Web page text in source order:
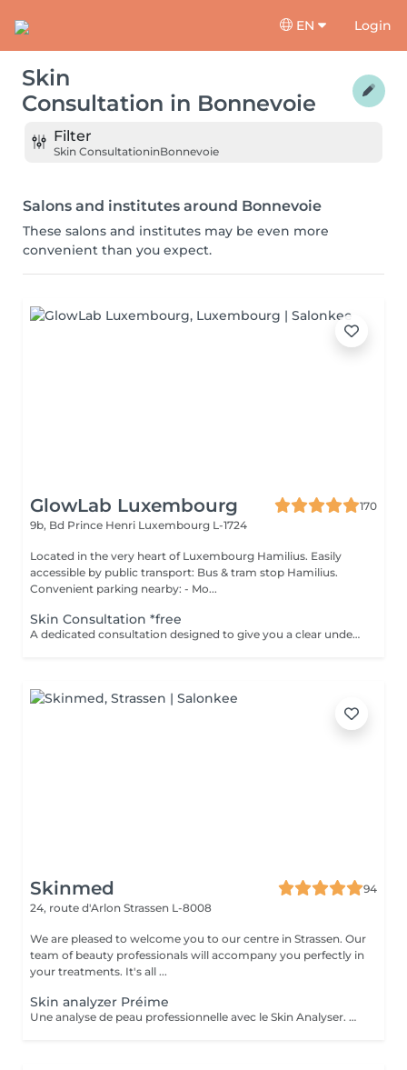
EN Login
Skin
Consultation in Bonnevoie
Filter
Skin ConsultationinBonnevoie
Salons and institutes around Bonnevoie
These salons and institutes may be even more
convenient than you expect.
GlowLab Luxembourg
170
9b, Bd Prince Henri Luxembourg L-1724
Located in the very heart of Luxembourg Hamilius. Easily
accessible by public transport: Bus & tram stop Hamilius.
Convenient parking nearby: - Mo...
Skin Consultation *free
A dedicated consultation designed to give you a clear understanding of your skin and how to treat it effectively. During your visit we: - assess your skin condition - identify key concerns - discuss your goals - review your current skincare routine - recommend products and treatments tailored specifically to your skin This is a space to ask questions, gain clarity, and build a plan that feels right without pressure or obligation. Clear guidance. Honest recommendations. A plan you can trust. Start your GLOW journey with us.
Skinmed
94
24, route d'Arlon Strassen L-8008
We are pleased to welcome you to our centre in Strassen. Our
team of beauty professionals will accompany you perfectly in
your treatments. It's all ...
Skin analyzer Préime
Une analyse de peau professionnelle avec le Skin Analyser. Offrez à votre peau le diagnostic qu'elle mérite grâce à notre Skin Analyser de haute technologie. Dans notre salon, nous utilisons un appareil de pointe pour réaliser une analyse complète et précise de votre peau : hydratation, élasticité, texture, taches pigmentaires, pores dilatés, rides, sébum rien n'échappe à notre expertise. Comment ça se passe ? -Un diagnostic rapide et indolore -Des résultats instantanés sur écran -Un bilan complet et des conseils sur mesure Objectif : comprendre votre peau en profondeur pour optimiser vos soins esthétiques. Offre exclusive : le diagnostic Skin Analyzer vous est remboursé lors de votre premier traitement de la cure de soins proposée !